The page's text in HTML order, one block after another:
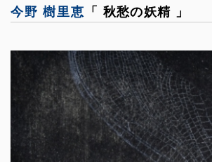
今野 樹里恵 「 秋愁の妖精 」